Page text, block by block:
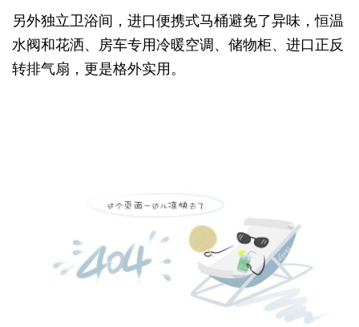
另外独立卫浴间，进口便携式马桶避免了异味，恒温
水阀和花洒、房车专用冷暖空调、储物柜、进口正反
转排气扇，更是格外实用。